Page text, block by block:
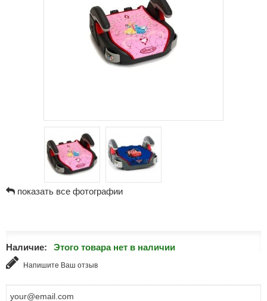
показать все фотографии
Наличие: Этого товара нет в наличии
Напишите Ваш отзыв